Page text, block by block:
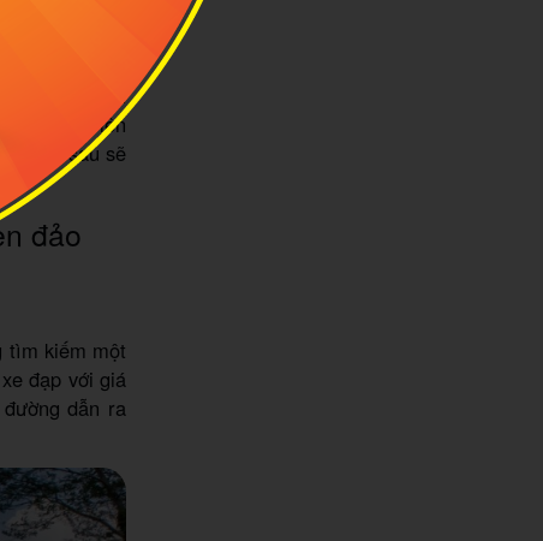
tham khảo
ngày. Bạn
khách lên
hôm sau sẽ
đảo
tìm kiếm một
đạp với giá
dẫn ra